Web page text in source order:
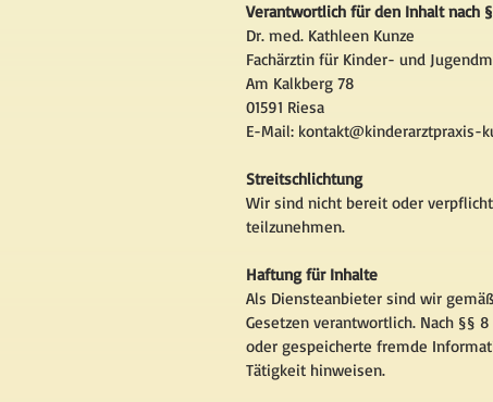
Verantwortlich für den Inhalt nach §
Dr. med. Kathleen Kunze
Fachärztin für Kinder- und
Am Kalkberg 78
01591 Riesa
E-Mail: kontakt@kinderarztpraxis-
Streitschlichtung
Wir sind nicht bereit oder
teilzunehmen.
Haftung für Inhalte
Als Diensteanbieter sind wir
Gesetzen verantwortlich. Nach §§
oder gespeicherte fremde
Tätigkeit hinweisen.